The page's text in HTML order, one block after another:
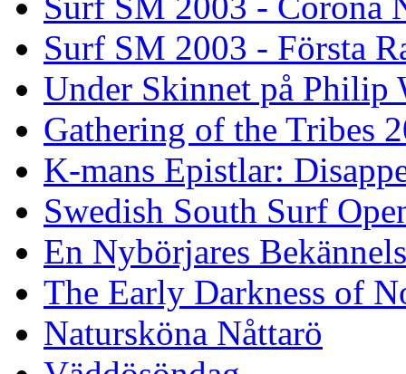
Surf SM 2003 - Första
Under Skinnet på Philip
Gathering of the Tribes
K-mans Epistlar:
Swedish South Surf
En Nybörjares
The Early Darkness of
Natursköna Nåttarö